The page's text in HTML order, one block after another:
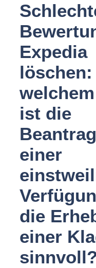
Expedia
löschen:
ist die
einer
die
einer